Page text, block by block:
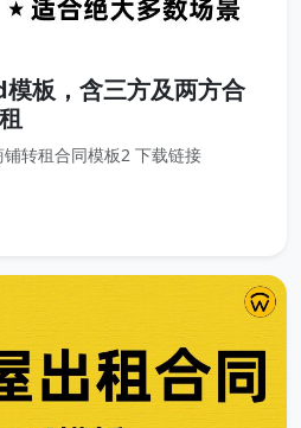
板，含三方及两方合
转租合同模板2 下载链接